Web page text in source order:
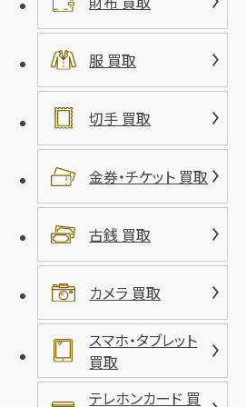
服 買取
切手 買取
金券・チケット 買取
古銭 買取
カメラ 買取
スマホ・タブレット
買取
テレホンカード 買